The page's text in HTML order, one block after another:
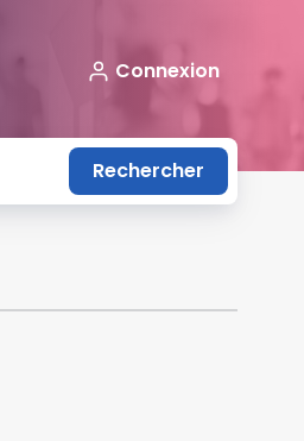
Connexion
Rechercher